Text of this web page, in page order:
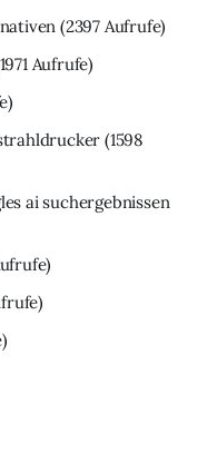
(2397 Aufrufe)
Aufrufe)
(1598
ai suchergebnissen